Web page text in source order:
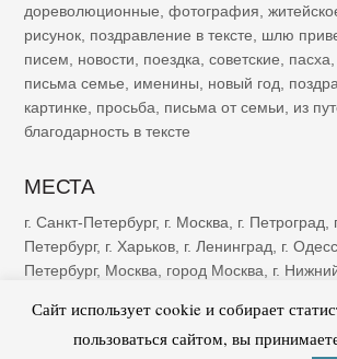
дореволюционные фотография
рисунок поздравление в тексте шлю
писем
новости поездка советские пасха
письма семье
именины новый год
картинке
просьба письма от семьи из
благодарность в тексте
МЕСТА
г. Санкт-Петербург, г. Москва, г. Петроград,
Петербург, г. Харьков, г. Ленинград, г.
Петербург, Москва, город Москва, г.
Тифлис,г. Ростов-на-Дону
Сайт использует cookie и собирает
пользоваться сайтом, вы